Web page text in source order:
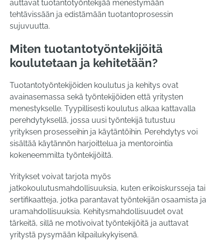
auttavat tuotantotyöntekijää menestymään
tehtävissään ja edistämään tuotantoprosessin
sujuvuutta.
Miten tuotantotyöntekijöitä
koulutetaan ja kehitetään?
Tuotantotyöntekijöiden koulutus ja kehitys ovat
avainasemassa sekä työntekijöiden että yritysten
menestykselle. Tyypillisesti koulutus alkaa kattavalla
perehdytyksellä, jossa uusi työntekijä tutustuu
yrityksen prosesseihin ja käytäntöihin. Perehdytys voi
sisältää käytännön harjoittelua ja mentorointia
kokeneemmilta työntekijöiltä.
Yritykset voivat tarjota myös
jatkokoulutusmahdollisuuksia, kuten erikoiskursseja tai
sertifikaatteja, jotka parantavat työntekijän osaamista ja
uramahdollisuuksia. Kehitysmahdollisuudet ovat
tärkeitä, sillä ne motivoivat työntekijöitä ja auttavat
yritystä pysymään kilpailukykyisenä.